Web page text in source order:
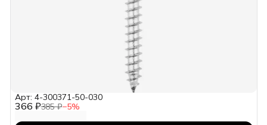
366 ₽385 ₽−5%
Арт: 4-300371-50-030